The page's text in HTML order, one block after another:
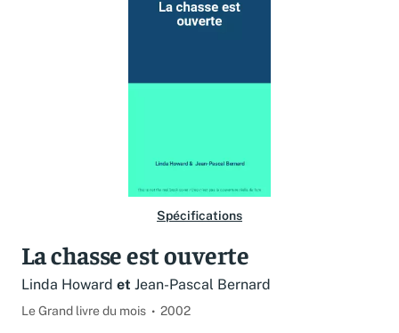
Spécifications
La chasse est ouverte
Linda Howard et Jean-Pascal Bernard
Le Grand livre du mois 2002